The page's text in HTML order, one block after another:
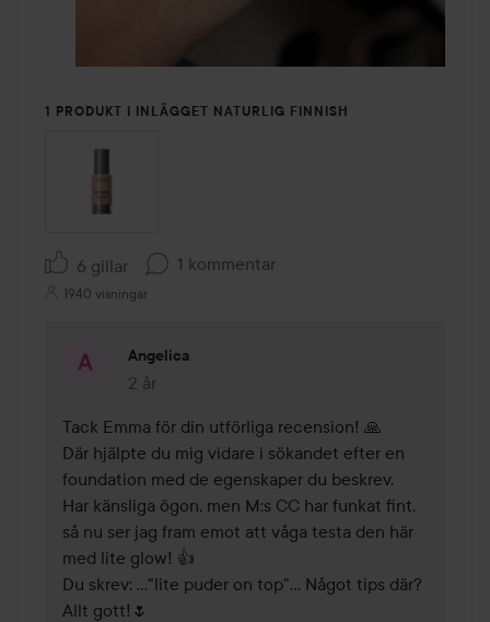
1 PRODUKT I INLÄGGET NATURLIG FINNISH
6 gillar 1 kommentar
1940 visningar
Angelica
2 år
Kommentaren lades 2 år
Tack Emma för din utförliga recension! 🙏
Där hjälpte du mig vidare i sökandet efter en
foundation med de egenskaper du beskrev.
Har känsliga ögon, men M:s CC har funkat fint,
så nu ser jag fram emot att våga testa den här
med lite glow! 👍
Du skrev: ..."lite puder on top"... Något tips där?
Allt gott!🌷